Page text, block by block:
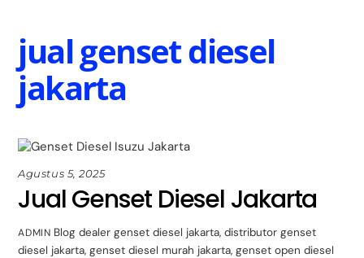
contentjual genset diesel
jakarta
Agustus 5, 2025
Jual Genset Diesel Jakarta
ADMIN Blog dealer genset diesel jakarta,distributor genset
diesel jakarta,genset diesel murah jakarta,genset open diesel
Top